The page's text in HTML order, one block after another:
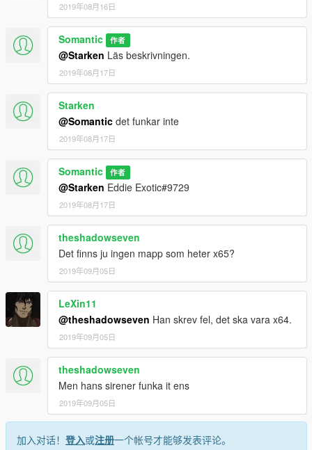
2019年08月16日
Somantic 作者
@Starken Läs beskrivningen.
2019年08月17日
Starken
@Somantic det funkar inte
2019年08月17日
Somantic 作者
@Starken Eddie Exotic#9729
2019年08月17日
theshadowseven
Det finns ju ingen mapp som heter x65?
2019年09月05日
LeXin11
@theshadowseven Han skrev fel, det ska vara x64.
2019年09月05日
theshadowseven
Men hans sirener funka it ens
2019年09月05日
加入对话！ 登入或注册一个帐号才能够发表评论。